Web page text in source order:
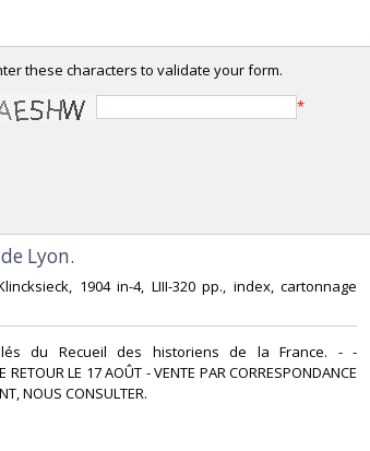
these characters to validate your form.
*
Lyon.‎
1904 in-4, LIII-320 pp., index, cartonnage
du Recueil des historiens de la France. - -
RETOUR LE 17 AOÛT - VENTE PAR CORRESPONDANCE
NOUS CONSULTER.‎